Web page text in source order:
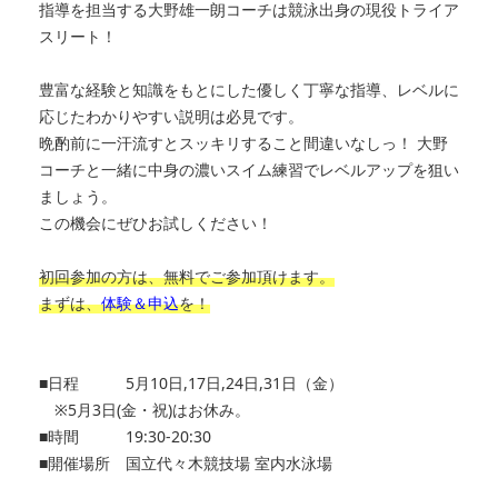
指導を担当する大野雄一朗コーチは競泳出身の現役トライア
スリー ト！
豊富な経験と知識をもとにした優しく丁寧な指導、
レベルに
応じたわかりやすい説明は必見です。
晩酌前に一汗流すとスッキリすること間違いなしっ！ 大野
コーチと一緒に中身の濃いスイム練習でレベルアップを狙い
ま しょう。
この機会にぜひお試しください！
初回参加の方は、無料でご参加頂けます。
まずは、体験＆申込を！
■日程 5月10日,17日,24日,31日（金）
※5月3日(金・祝)はお休み。
■時間 19:30-20:30
■開催場所
国立代々木競技場 室内水泳場